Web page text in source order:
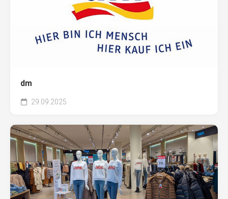
dm
29.09.2025